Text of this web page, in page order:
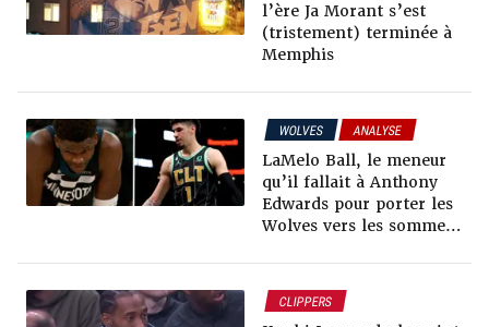
l’ère Ja Morant s’est
(tristement) terminée à
Memphis
WOLVES
ANALYSE
DOSSIERS TT
LaMelo Ball, le meneur
qu’il fallait à Anthony
Edwards pour porter les
Wolves vers les sommets
CLIPPERS
RUMEURS & TRADES